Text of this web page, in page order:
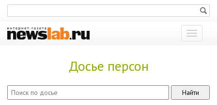
Показать
меню
Досье персон